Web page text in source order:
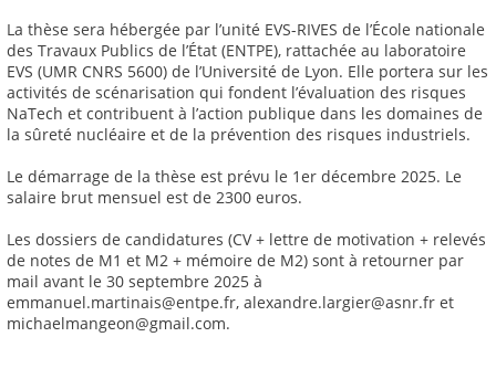
La thèse sera hébergée par l’unité EVS-RIVES de l’École nationale
des Travaux Publics de l’État (ENTPE), rattachée au laboratoire
EVS (UMR CNRS 5600) de l’Université de Lyon. Elle portera sur les
activités de scénarisation qui fondent l’évaluation des risques
NaTech et contribuent à l’action publique dans les domaines de
la sûreté nucléaire et de la prévention des risques industriels.
Le démarrage de la thèse est prévu le 1er décembre 2025. Le
salaire brut mensuel est de 2300 euros.
Les dossiers de candidatures (CV + lettre de motivation + relevés
de notes de M1 et M2 + mémoire de M2) sont à retourner par
mail avant le 30 septembre 2025 à
emmanuel.martinais@entpe.fr, alexandre.largier@asnr.fr et
michaelmangeon@gmail.com.